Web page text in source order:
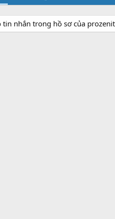
tin nhắn trong hồ sơ của